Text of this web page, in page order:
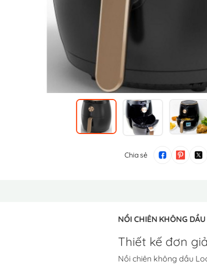
Chia sẻ
NỒI CHIÊN KHÔNG
Thiết kế đơn
Nồi chiên không dầu